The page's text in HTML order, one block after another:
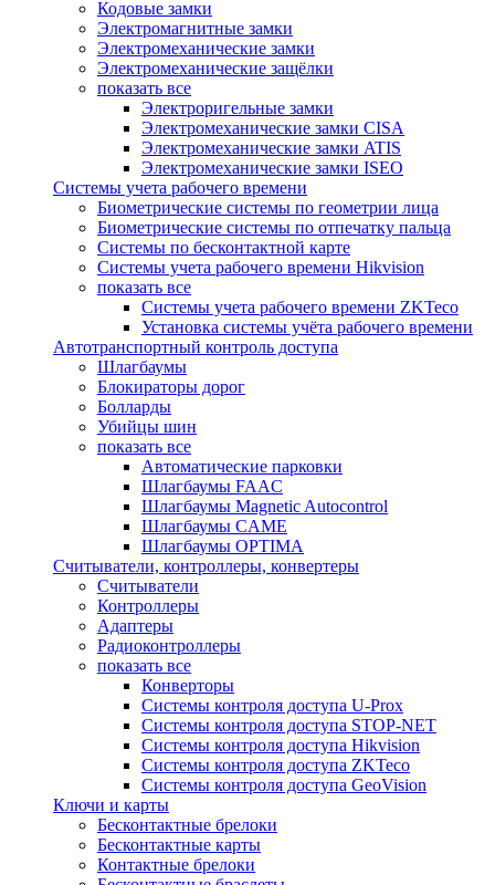
Кодовые замки
Электромагнитные замки
Электромеханические замки
Электромеханические защёлки
показать все
Электроригельные замки
Электромеханические замки CISA
Электромеханические замки ATIS
Электромеханические замки ISEO
Системы учета рабочего времени
Биометрические системы по геометрии лица
Биометрические системы по отпечатку пальца
Системы по бесконтактной карте
Системы учета рабочего времени Hikvision
показать все
Системы учета рабочего времени ZKTeco
Установка системы учёта рабочего времени
Автотранспортный контроль доступа
Шлагбаумы
Блокираторы дорог
Болларды
Убийцы шин
показать все
Автоматические парковки
Шлагбаумы FAAC
Шлагбаумы Magnetic Autocontrol
Шлагбаумы CAME
Шлагбаумы OPTIMA
Считыватели, контроллеры, конвертеры
Считыватели
Контроллеры
Адаптеры
Радиоконтроллеры
показать все
Конверторы
Системы контроля доступа U-Prox
Системы контроля доступа STOP-NET
Системы контроля доступа Hikvision
Системы контроля доступа ZKTeco
Системы контроля доступа GeoVision
Ключи и карты
Бесконтактные брелоки
Бесконтактные карты
Контактные брелоки